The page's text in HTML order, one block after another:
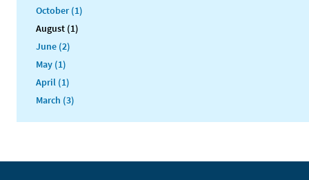
October (1)
August (1)
June (2)
May (1)
April (1)
March (3)